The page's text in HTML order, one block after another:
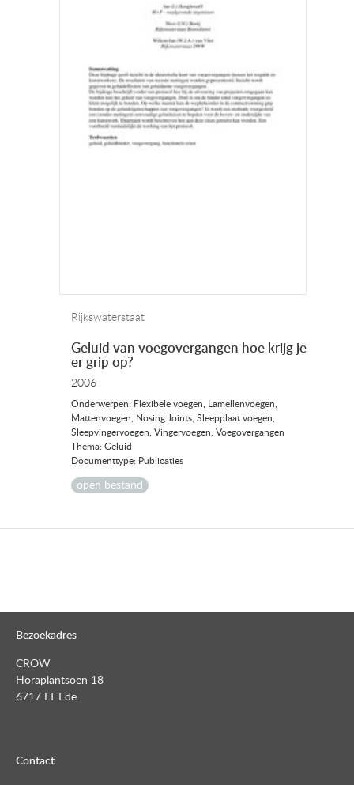
Rijkswaterstaat
Geluid van voegovergangen hoe krijg je
er grip op?
2006
Onderwerpen: Flexibele voegen, Lamellenvoegen,
Mattenvoegen, Nosing Joints, Sleepplaat voegen,
Sleepvingervoegen, Vingervoegen, Voegovergangen
Thema: Geluid
Documenttype: Publicaties
open bestand
Bezoekadres
CROW
Horaplantsoen 18
6717 LT Ede
Contact